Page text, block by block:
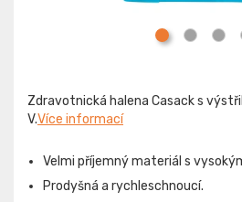
Zdravotnická halena Casack s
V.Více informací
Velmi příjemný materiál s
Prodyšná a rychleschnoucí.